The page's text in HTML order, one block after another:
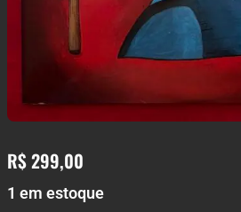
R$299,00
1 em estoque